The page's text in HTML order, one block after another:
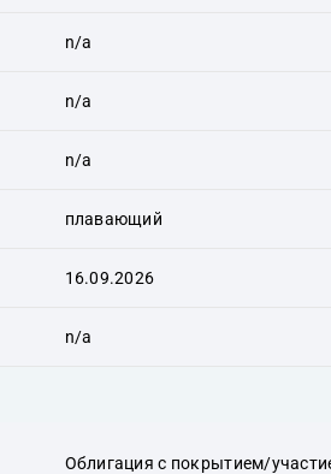
n/a
n/a
n/a
плавающий
16.09.2026
n/a
Облигация с покрытием/